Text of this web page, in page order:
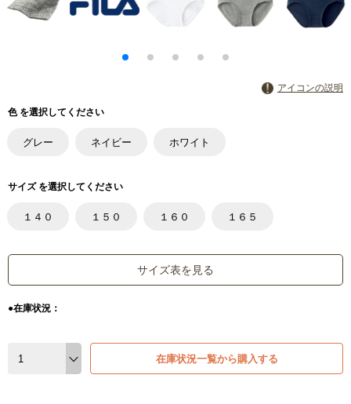
アイコンの説明
色 を選択してください
グレー ネイビー ホワイト
サイズ を選択してください
１４０ １５０ １６０ １６５
サイズ表を見る
●在庫状況：
在庫状況一覧から購入する